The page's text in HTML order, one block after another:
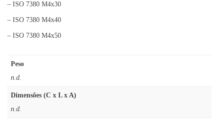
– ISO 7380 M4x30
– ISO 7380 M4x40
– ISO 7380 M4x50
Peso
n.d.
Dimensões (C x L x A)
n.d.